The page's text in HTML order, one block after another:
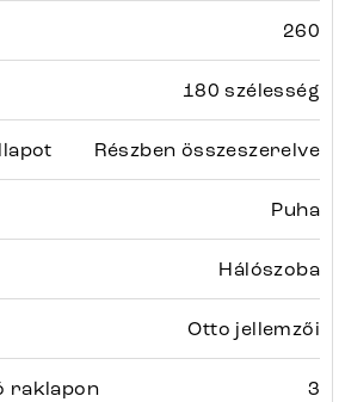
260
180 szélesség
Részben összeszerelve
Puha
Hálószoba
Otto jellemzői
raklapon 3